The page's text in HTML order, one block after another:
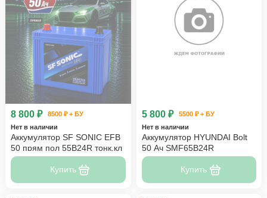
8 800 ₽
8500 ₽ + БУ
Нет в наличии
Аккумулятор SF SONIC EFB
50 прям пол 55B24R тонк.кл
Купить
5 800 ₽
5500 ₽ + БУ
Нет в наличии
Аккумулятор HYUNDAI Bolt
50 Ач SMF65B24R
Купить